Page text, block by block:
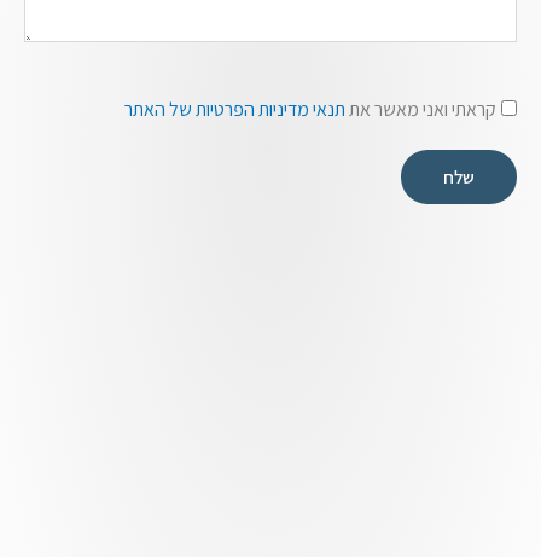
קראתי ואני מאשר אתתנאי מדיניות הפרטיות של האתר
שלח